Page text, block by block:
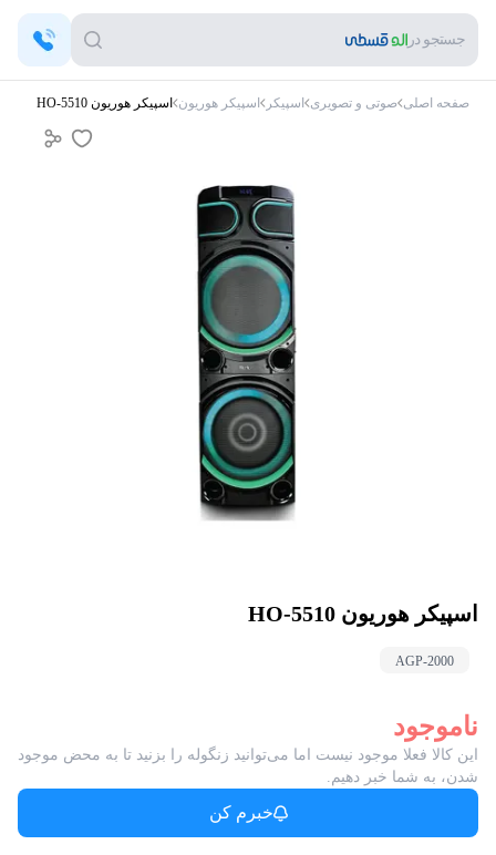
جستجو در
صفحه اصلی صوتی و تصویری اسپیکر اسپیکر هوریون اسپیکر هوریون HO-5510
اسپیکر هوریون HO-5510
AGP-2000
ناموجود
این کالا فعلا موجود نیست اما می‌توانید زنگوله را بزنید تا به محض موجود
شدن، به شما خبر دهیم.
خبرم کن